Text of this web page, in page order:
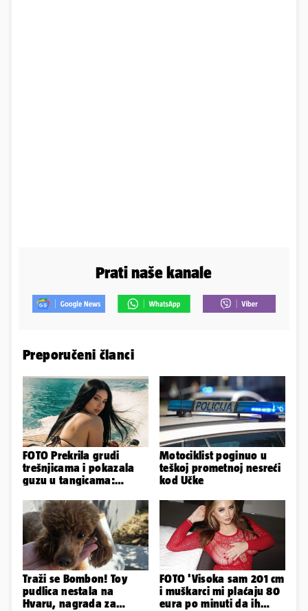
Prati naše kanale
Preporučeni članci
FOTO Prekrila grudi
trešnjicama i pokazala
guzu u tangicama:
Slavonka
Motociklist poginuo u
teškoj prometnoj nesreći
kod Učke
Traži se Bombon! Toy
pudlica nestala na
Hvaru, nagrada za
FOTO 'Visoka sam 201 cm
i muškarci mi plaćaju 80
eura po minuti da ih